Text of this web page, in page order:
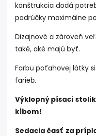
konštrukcia dodá
podrúčky maximálne
Dizajnové a zároveň
také, aké majú byť.
Farbu poťahovej látky
farieb.
Výklopný písací
kĺbom!
Sedacia časť za